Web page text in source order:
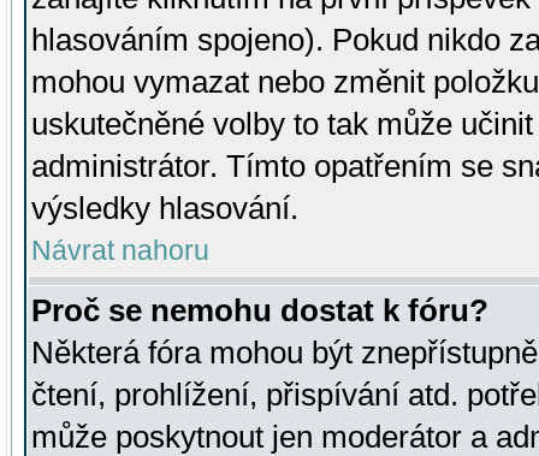
hlasováním spojeno). Pokud nikdo
mohou vymazat nebo změnit
uskutečněné volby to tak může
administrátor. Tímto opatřením se
výsledky hlasování.
Návrat nahoru
Proč se nemohu dostat k fóru?
Některá fóra mohou být
čtení, prohlížení, přispívání atd.
může poskytnout jen moderátor a